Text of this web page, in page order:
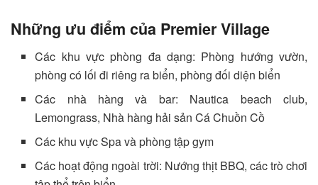
Những ưu điểm của Premier Village
Các khu vực phòng đa dạng: Phòng hướng vườn,
phòng có lối đi riêng ra biển, phòng đối diện biển
Các nhà hàng và bar: Nautica beach club,
Lemongrass, Nhà hàng hải sản Cá Chuồn Cồ
Các khu vực Spa và phòng tập gym
Các hoạt động ngoài trời: Nướng thịt BBQ, các trò chơi